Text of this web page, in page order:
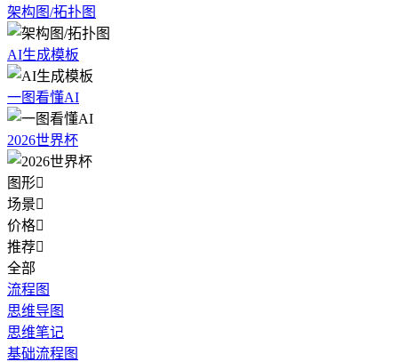
架构图/拓扑图
AI生成模板
一图看懂AI
2026世界杯
图形
场景
价格
推荐
全部
流程图
思维导图
思维笔记
基础流程图